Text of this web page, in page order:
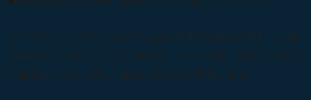
マーケティングテクノロジスト認定講座【WACA公式】（上級
GA4講座）では、こうした課題を「データ収集→統合→可視化
→施策化」まで一貫して解決できる力を養成します。